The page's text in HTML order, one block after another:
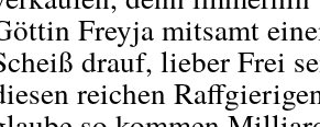
Freyja mitsamt
drauf, lieber Frei
reichen